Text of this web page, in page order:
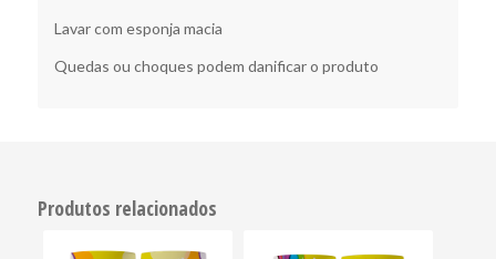
Lavar com esponja macia
Quedas ou choques podem danificar o produto
Produtos relacionados